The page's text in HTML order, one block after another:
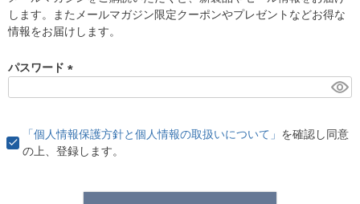
)
します。またメールマガジン限定クーポンやプレゼントなどお得な
情報をお届けします。
パスワード
)
「個人情報保護方針と個人情報の取扱いについて」 を確認し同意
の上、登録します。